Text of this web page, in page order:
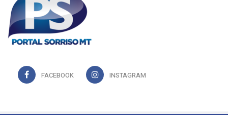
FACEBOOK INSTAGRAM